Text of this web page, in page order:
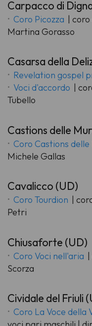
Carpacco di
Coro Picozza |
Martina Gorasso
Casarsa della
Revelation gospel
Voci d'accordo |
Tubello
Castions delle
Coro Castions delle
Michele Gallas
Cavalicco (UD)
Coro Tourdion |
Petri
Chiusaforte (UD)
Coro Voci nell'aria
Scorza
Cividale del Friuli
Coro La Voce della